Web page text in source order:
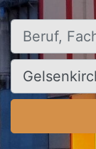
Beruf,
Ort, Stadt